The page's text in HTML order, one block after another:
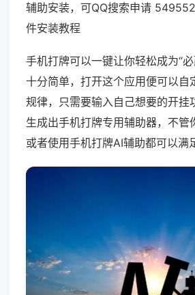
辅助安装，可QQ搜索申请
件安装教程
手机打牌可以一键让你轻松成为“
十分简单，打开这个应用便可以自
规律，只需要输入自己想要的开挂
生成出手机打牌专用辅助器，不管
或者使用手机打牌AI辅助都可以满